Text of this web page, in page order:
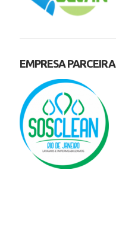
EMPRESA PARCEIRA